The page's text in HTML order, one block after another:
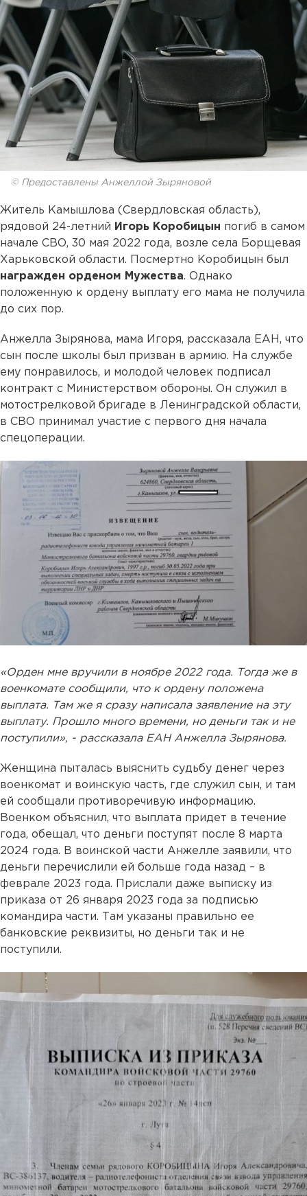
© Предоставлены Анжеллой Зыряновой
Житель Камышлова (Свердловская область),
рядовой 24-летний Игорь Коробицын погиб в самом
начале СВО, 30 мая 2022 года, возле села Борщевая
Харьковской области. Посмертно Коробицын был
награжден орденом Мужества. Однако
положенную к ордену выплату его мама не получила
до сих пор.
Анжелла Зырянова, мама Игоря, рассказала ЕАН, что
сын после школы был призван в армию. На службе
ему понравилось, и молодой человек подписал
контракт с Министерством обороны. Он служил в
мотострелковой бригаде в Ленинградской области,
в СВО принимал участие с первого дня начала
спецоперации.
«Орден мне вручили в ноябре 2022 года. Тогда же в
военкомате сообщили, что к ордену положена
выплата. Там же я сразу написала заявление на эту
выплату. Прошло много времени, но деньги так и не
поступили», - рассказала ЕАН Анжелла Зырянова.
Женщина пыталась выяснить судьбу денег через
военкомат и воинскую часть, где служил сын, и там
ей сообщали противоречивую информацию.
Военком объяснил, что выплата придет в течение
года, обещал, что деньги поступят после 8 марта
2024 года. В воинской части Анжелле заявили, что
деньги перечислили ей больше года назад – в
феврале 2023 года. Прислали даже выписку из
приказа от 26 января 2023 года за подписью
командира части. Там указаны правильно ее
банковские реквизиты, но деньги так и не
поступили.